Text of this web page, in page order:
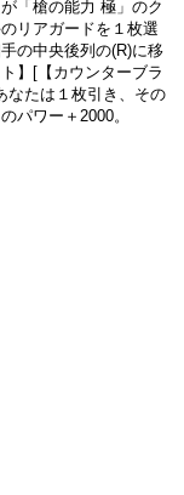
「槍の能力 極」のク
リアガードを１枚選
の中央後列の(R)に移
】[【カウンターブラ
なたは１枚引き、その
パワー＋2000。